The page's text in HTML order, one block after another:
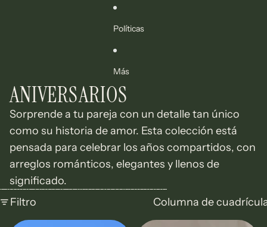
Políticas
Más
ANIVERSARIOS
Sorprende a tu pareja con un detalle tan único
como su historia de amor. Esta colección está
pensada para celebrar los años compartidos, con
arreglos románticos, elegantes y llenos de
significado.
Omitir para ir a lista de resultados
Filtro
Columna de